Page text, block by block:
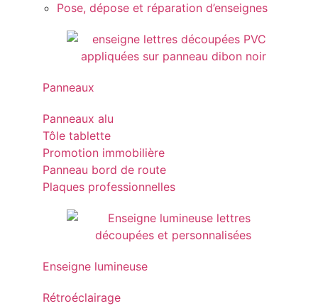
Pose, dépose et réparation d’enseignes
Panneaux
Panneaux alu
Tôle tablette
Promotion immobilière
Panneau bord de route
Plaques professionnelles
Enseigne lumineuse
Rétroéclairage